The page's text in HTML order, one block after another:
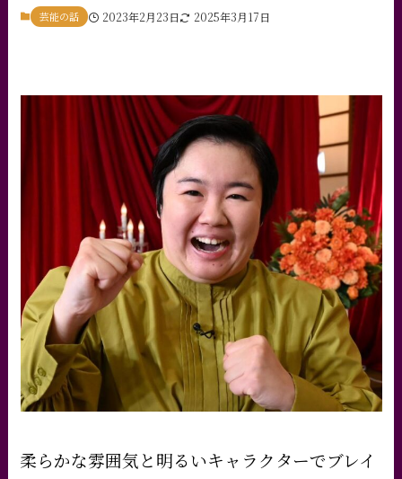
芸能の話 2023年2月23日 2025年3月17日
柔らかな雰囲気と明るいキャラクターでブレイ